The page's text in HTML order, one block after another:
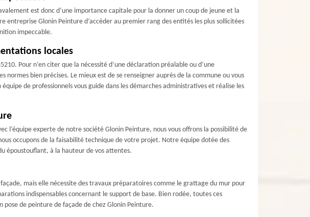
est donc d’une importance capitale pour la donner un coup de jeune et la
entreprise Glonin Peinture d’accéder au premier rang des entités les plus sollicitées
impeccable.
locales
Pour n’en citer que la nécessité d’une déclaration préalable ou d’une
bien précises. Le mieux est de se renseigner auprès de la commune ou vous
de professionnels vous guide dans les démarches administratives et réalise les
experte de notre société Glonin Peinture, nous vous offrons la possibilité de
occupons de la faisabilité technique de votre projet. Notre équipe dotée des
époustouflant, à la hauteur de vos attentes.
mais elle nécessite des travaux préparatoires comme le grattage du mur pour
indispensables concernant le support de base. Bien rodée, toutes ces
de peinture de façade de chez Glonin Peinture.